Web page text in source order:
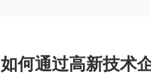
如何通过高新技术